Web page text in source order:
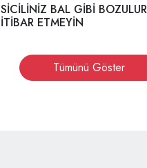
SİCİLİNİZ BAL GİBİ
İTİBAR ETMEYİN
Tümünü Göster